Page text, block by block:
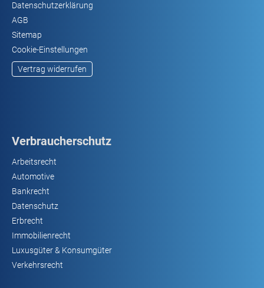
Datenschutzerklärung
AGB
Sitemap
Cookie-Einstellungen
Vertrag widerrufen
Verbraucherschutz
Arbeitsrecht
Automotive
Bankrecht
Datenschutz
Erbrecht
Immobilienrecht
Luxusgüter & Konsumgüter
Verkehrsrecht